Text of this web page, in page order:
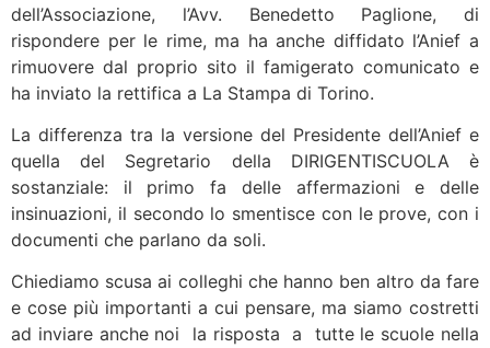
dell’Associazione, l’Avv. Benedetto Paglione, di
rispondere per le rime, ma ha anche diffidato l’Anief a
rimuovere dal proprio sito il famigerato comunicato e
ha inviato la rettifica a La Stampa di Torino.
La differenza tra la versione del Presidente dell’Anief e
quella del Segretario della DIRIGENTISCUOLA è
sostanziale: il primo fa delle affermazioni e delle
insinuazioni, il secondo lo smentisce con le prove, con i
documenti che parlano da soli.
Chiediamo scusa ai colleghi che hanno ben altro da fare
e cose più importanti a cui pensare, ma siamo costretti
ad inviare anche noi la risposta a tutte le scuole nella